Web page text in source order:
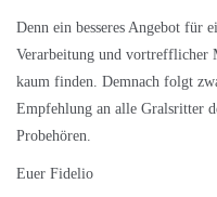
Denn ein besseres Angebot für
Verarbeitung und vortrefflicher
kaum finden. Demnach folgt
Empfehlung an alle Gralsritter
Probehören.
Euer Fidelio